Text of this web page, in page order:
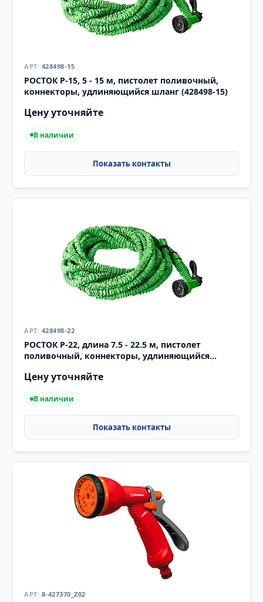
428498-15
РОСТОК Р-15, 5 - 15 м, пистолет поливочный,
коннекторы, удлиняющийся шланг (428498-15)
Цену уточняйте
В наличии
428498-22
РОСТОК Р-22, длина 7.5 - 22.5 м, пистолет
поливочный, коннекторы, удлиняющийся
Цену уточняйте
В наличии
8-427370_Z02